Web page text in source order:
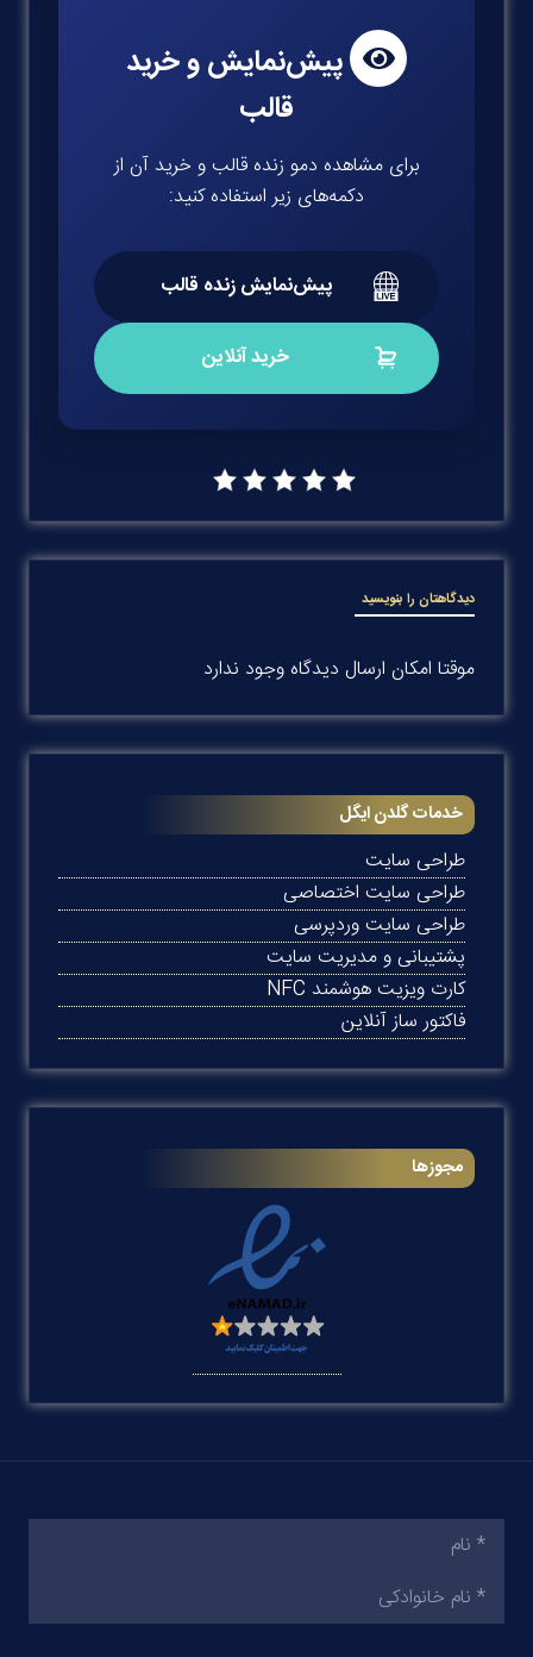
پیش‌نمایش و خرید
قالب
برای مشاهده دمو زنده قالب و خرید آن از
دکمه‌های زیر استفاده کنید:
پیش‌نمایش زنده قالب
خرید آنلاین
دیدگاهتان را بنویسید
موقتا امکان ارسال دیدگاه وجود ندارد
خدمات گلدن ایگل
طراحی سایت
طراحی سایت اختصاصی
طراحی سایت وردپرسی
پشتیبانی و مدیریت سایت
کارت ویزیت هوشمند NFC
فاکتور ساز آنلاین
مجوزها
(ضروری)